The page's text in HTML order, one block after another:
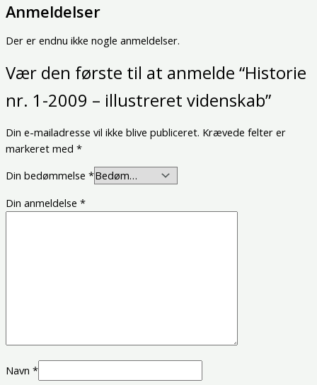
Anmeldelser
Der er endnu ikke nogle anmeldelser.
Vær den første til at anmelde “Historie
nr. 1-2009 – illustreret videnskab”
Din e-mailadresse vil ikke blive publiceret. Krævede felter er
markeret med *
Din bedømmelse *
Din anmeldelse *
Navn *